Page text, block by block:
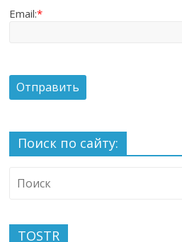
Email:*
Поиск по сайту:
TOSTR